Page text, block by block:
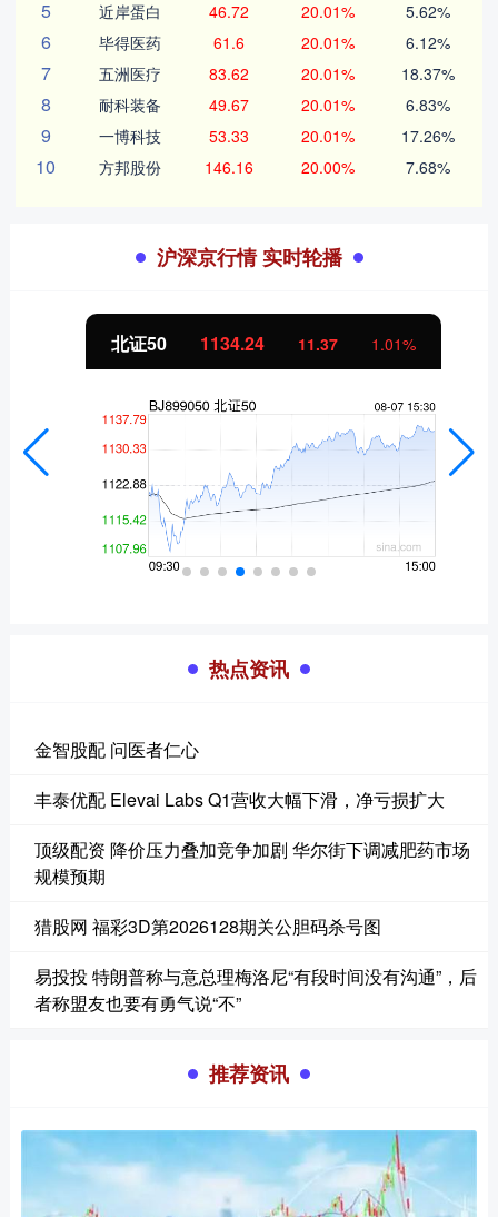
5 近岸蛋白 46.72 20.01% 5.62%
6 毕得医药 61.6 20.01% 6.12%
7 五洲医疗 83.62 20.01% 18.37%
8 耐科装备 49.67 20.01% 6.83%
9 一博科技 53.33 20.01% 17.26%
10 方邦股份 146.16 20.00% 7.68%
沪深京行情 实时轮播
北证50 1134.24 11.37 1.01%
热点资讯
金智股配 问医者仁心
丰泰优配 Elevai Labs Q1营收大幅下滑，净亏损扩大
顶级配资 降价压力叠加竞争加剧 华尔街下调减肥药市场
规模预期
猎股网 福彩3D第2026128期关公胆码杀号图
易投投 特朗普称与意总理梅洛尼“有段时间没有沟通”，后
者称盟友也要有勇气说“不”
推荐资讯